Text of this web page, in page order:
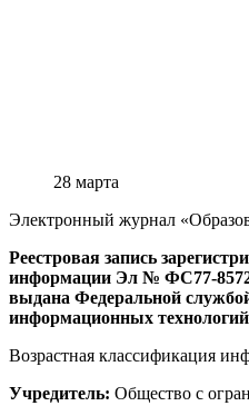
28 марта
Электронный журнал
Реестровая запись
информации Эл № ФС77-
выдана Федеральной
информационных
Возрастная классификация
Учредитель: Общество с